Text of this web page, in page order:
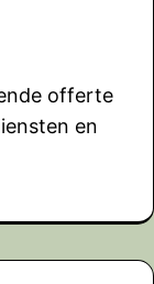
offerte
en